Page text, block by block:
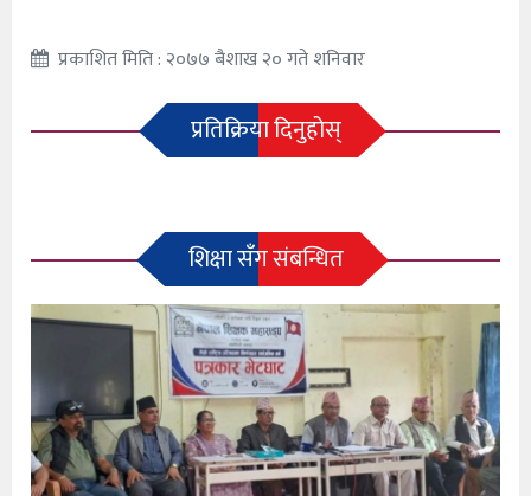
प्रकाशित मिति : २०७७ बैशाख २० गते शनिवार
प्रतिक्रिया दिनुहोस्
शिक्षा सँग संबन्धित